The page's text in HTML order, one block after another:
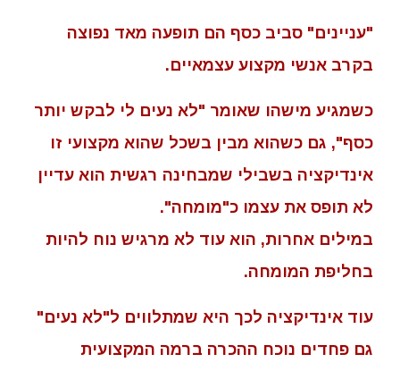
"עניינים" סביב כסף הם תופעה מאד נפוצה
בקרב אנשי מקצוע עצמאיים.
כשמגיע מישהו שאומר "לא נעים לי לבקש יותר
כסף", גם כשהוא מבין בשכל שהוא מקצועי זו
אינדיקציה בשבילי שמבחינה רגשית הוא עדיין
לא תופס את עצמו כ"מומחה".
במילים אחרות, הוא עוד לא מרגיש נוח להיות
בחליפת המומחה.
עוד אינדיקציה לכך היא שמתלווים ל"לא נעים"
גם פחדים נוכח ההכרה ברמה המקצועית